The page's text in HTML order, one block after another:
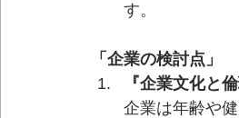
す。
「企業の検討点」
『企業文化と倫
企業は年齢や